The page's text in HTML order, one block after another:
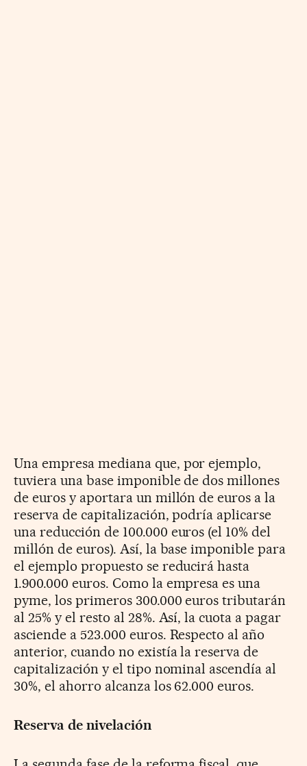
Una empresa mediana que, por ejemplo,
tuviera una base imponible de dos millones
de euros y aportara un millón de euros a la
reserva de capitalización, podría aplicarse
una reducción de 100.000 euros (el 10% del
millón de euros). Así, la base imponible para
el ejemplo propuesto se reducirá hasta
1.900.000 euros. Como la empresa es una
pyme, los primeros 300.000 euros tributarán
al 25% y el resto al 28%. Así, la cuota a pagar
asciende a 523.000 euros. Respecto al año
anterior, cuando no existía la reserva de
capitalización y el tipo nominal ascendía al
30%, el ahorro alcanza los 62.000 euros.
Reserva de nivelación